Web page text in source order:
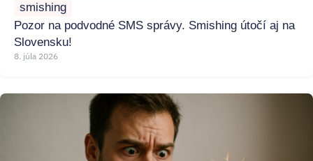
smishing
Pozor na podvodné SMS správy. Smishing útočí aj na
Slovensku!
8. júla 2026